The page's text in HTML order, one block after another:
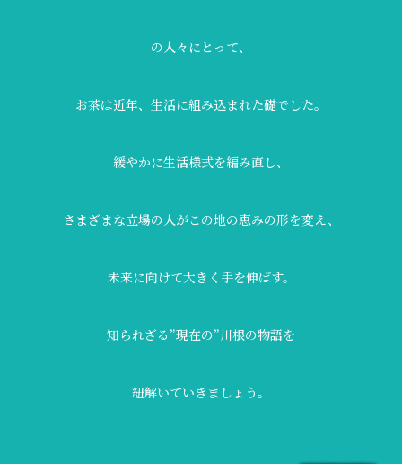
の人々にとって、
お茶は近年、生活に組み込まれた礎でした。
緩やかに生活様式を編み直し、
さまざまな立場の人がこの地の恵みの形を変え、
未来に向けて大きく手を伸ばす。
知られざる”現在の”川根の物語を
紐解いていきましょう。